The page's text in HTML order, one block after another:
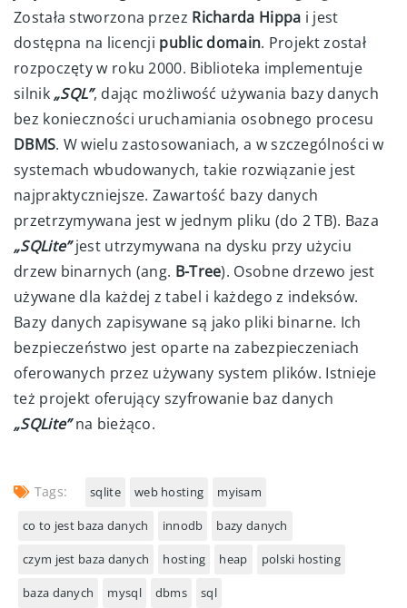
Została stworzona przez Richarda Hippa i jest
dostępna na licencji public domain. Projekt został
rozpoczęty w roku 2000. Biblioteka implementuje
silnik „SQL”, dając możliwość używania bazy danych
bez konieczności uruchamiania osobnego procesu
DBMS. W wielu zastosowaniach, a w szczególności w
systemach wbudowanych, takie rozwiązanie jest
najpraktyczniejsze. Zawartość bazy danych
przetrzymywana jest w jednym pliku (do 2 TB). Baza
„SQLite”jest utrzymywana na dysku przy użyciu
drzew binarnych (ang. B-Tree). Osobne drzewo jest
używane dla każdej z tabel i każdego z indeksów.
Bazy danych zapisywane są jako pliki binarne. Ich
bezpieczeństwo jest oparte na zabezpieczeniach
oferowanych przez używany system plików. Istnieje
też projekt oferujący szyfrowanie baz danych
„SQLite”na bieżąco.
Tags: sqlite web hosting myisam
co to jest baza danych innodb bazy danych
czym jest baza danych hosting heap polski hosting
baza danych mysql dbms sql